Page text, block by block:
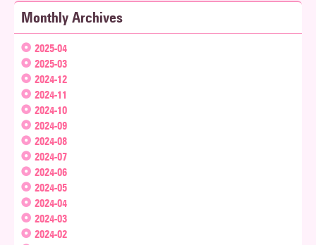
Monthly Archives
2025-04
2025-03
2024-12
2024-11
2024-10
2024-09
2024-08
2024-07
2024-06
2024-05
2024-04
2024-03
2024-02